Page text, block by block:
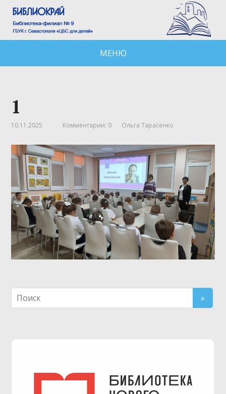
МЕНЮ
1
10.11.2025 Комментарии: 0 Ольга Тарасенко